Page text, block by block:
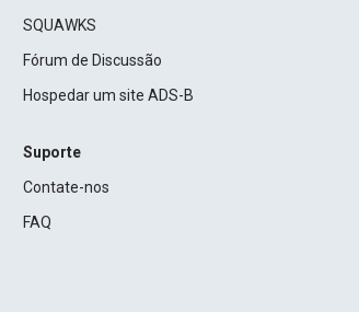
SQUAWKS
Fórum de Discussão
Hospedar um site ADS-B
Suporte
Contate-nos
FAQ